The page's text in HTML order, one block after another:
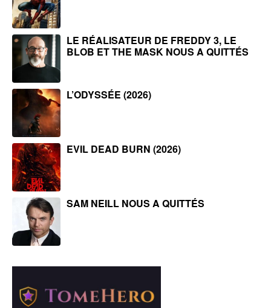
LE RÉALISATEUR DE FREDDY 3, LE
BLOB ET THE MASK NOUS A QUITTÉS
L’ODYSSÉE (2026)
EVIL DEAD BURN (2026)
SAM NEILL NOUS A QUITTÉS